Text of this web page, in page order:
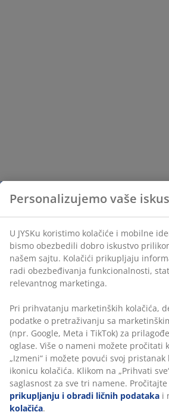
Personalizujemo vaše
U JYSKu koristimo kolačiće i mobilne
bismo obezbedili dobro iskustvo
našem sajtu. Kolačići prikupljaju
radi obezbeđivanja funkcionalnosti,
relevantnog marketinga.
Pri prihvatanju marketinških kolačića,
podatke o pretraživanju sa
(npr. Google, Meta i TikTok) za
oglase. Više o nameni možete pročitati
„Izmeni“ i možete povući svoj pristanak
ikonicu kolačića. Klikom na „Prihvati
saglasnost za sve tri namene. Pročitajte
prikupljanju i obradi ličnih podataka i
kolačića.